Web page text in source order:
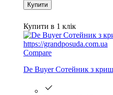
Купити
Купити в 1 клік
Compare
De Buyer Сотейник з